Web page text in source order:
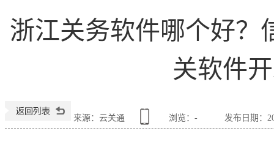
浙江关务软件哪个好？
关软件
来源：云关通 浏览： - 发布日期：